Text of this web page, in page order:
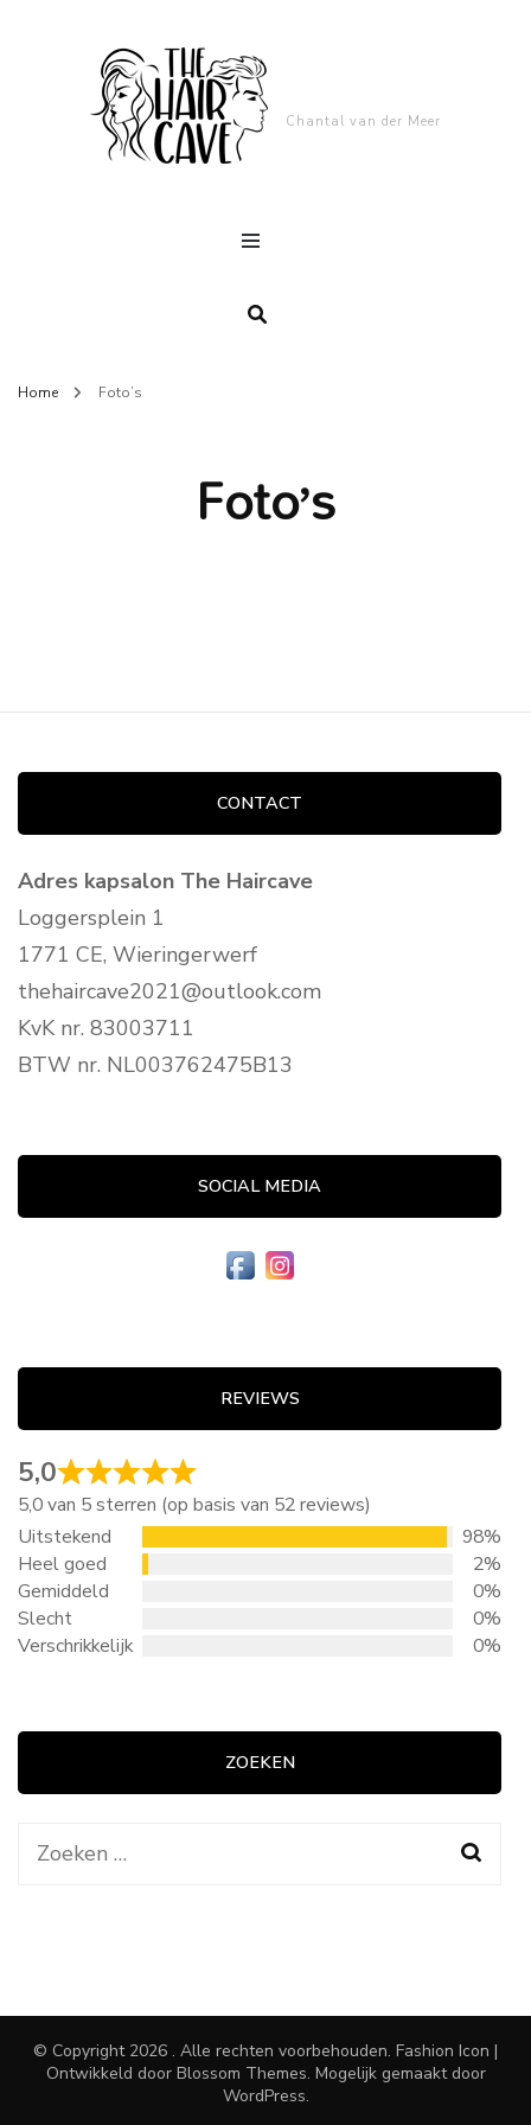
Chantal van der Meer
Home Foto’s
Foto’s
CONTACT
Adres kapsalon The Haircave
Loggersplein 1
1771 CE, Wieringerwerf
thehaircave2021@outlook.com
KvK nr. 83003711
BTW nr. NL003762475B13
SOCIAL MEDIA
REVIEWS
5,0
5,0 van 5 sterren (op basis van 52 reviews)
Uitstekend
98%
Heel goed
2%
Gemiddeld
0%
Slecht
0%
Verschrikkelijk
0%
ZOEKEN
Zoeken
© Copyright 2026 . Alle rechten voorbehouden. Fashion Icon |
Ontwikkeld door Blossom Themes. Mogelijk gemaakt door
WordPress.